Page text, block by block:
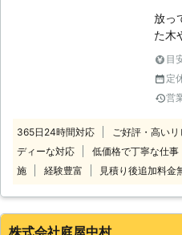
放っ
た木
っ
なく
か？
抜根を
24時
相談
110番の4
けで
目
定
営
365日24時間対応 ご好評・高い
ディーな対応
低価格で丁寧な仕事
施
経験豊富 見積り後追加料金
株式会社庭屋中村